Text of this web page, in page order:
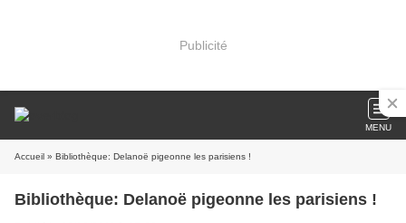
Publicité
MENU
Accueil » Bibliothèque: Delanoë pigeonne les parisiens !
Bibliothèque: Delanoë pigeonne les parisiens !